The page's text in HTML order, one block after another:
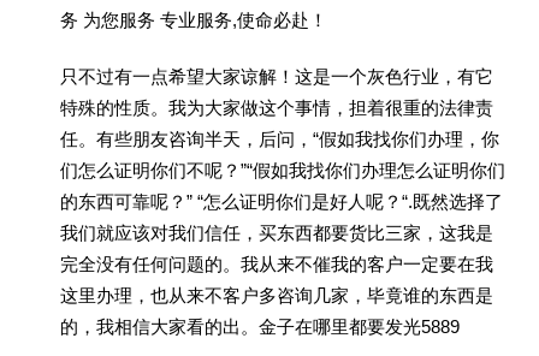
务 为您服务 专业服务,使命必赴！
只不过有一点希望大家谅解！这是一个灰色行业，有它
特殊的性质。我为大家做这个事情，担着很重的法律责
任。有些朋友咨询半天，后问，“假如我找你们办理，你
们怎么证明你们不呢？”“假如我找你们办理怎么证明你们
的东西可靠呢？” “怎么证明你们是好人呢？“.既然选择了
我们就应该对我们信任，买东西都要货比三家，这我是
完全没有任何问题的。我从来不催我的客户一定要在我
这里办理，也从来不客户多咨询几家，毕竟谁的东西是
的，我相信大家看的出。金子在哪里都要发光5889